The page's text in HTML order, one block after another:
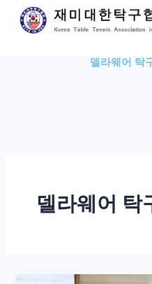
델라웨어 탁
델라웨어 탁